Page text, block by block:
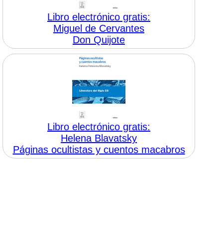
Libro electrónico gratis:
Miguel de Cervantes
Don Quijote
Libro electrónico gratis:
Helena Blavatsky
Páginas ocultistas y cuentos macabros